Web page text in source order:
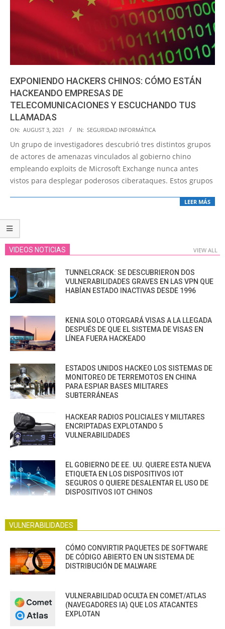
EXPONIENDO HACKERS CHINOS: CÓMO ESTÁN
HACKEANDO EMPRESAS DE
TELECOMUNICACIONES Y ESCUCHANDO TUS
LLAMADAS
2021-
08-
03
ON: AUGUST 3, 2021 IN: SEGURIDAD INFORMÁTICA
Un grupo de investigadores descubrió tres distintos grupos
de actores de amenazas vinculados al gobierno chino
empleando exploits de Microsoft Exchange nunca antes
vistos para desplegar poderosos ciberataques. Estos grupos
LEER MÁS
VIDEOS NOTICIAS VIEW ALL
TUNNELCRACK: SE DESCUBRIERON DOS
VULNERABILIDADES GRAVES EN LAS VPN QUE
HABÍAN ESTADO INACTIVAS DESDE 1996
KENIA SOLO OTORGARÁ VISAS A LA LLEGADA
DESPUÉS DE QUE EL SISTEMA DE VISAS EN
LÍNEA FUERA HACKEADO
ESTADOS UNIDOS HACKEO LOS SISTEMAS DE
MONITOREO DE TERREMOTOS EN CHINA
PARA ESPIAR BASES MILITARES
SUBTERRÁNEAS
HACKEAR RADIOS POLICIALES Y MILITARES
ENCRIPTADAS EXPLOTANDO 5
VULNERABILIDADES
EL GOBIERNO DE EE. UU. QUIERE ESTA NUEVA
ETIQUETA EN LOS DISPOSITIVOS IOT
SEGUROS O QUIERE DESALENTAR EL USO DE
DISPOSITIVOS IOT CHINOS
VULNERABILIDADES
CÓMO CONVIRTIR PAQUETES DE SOFTWARE
DE CÓDIGO ABIERTO EN UN SISTEMA DE
DISTRIBUCIÓN DE MALWARE
VULNERABILIDAD OCULTA EN COMET/ATLAS
(NAVEGADORES IA) QUE LOS ATACANTES
EXPLOTAN